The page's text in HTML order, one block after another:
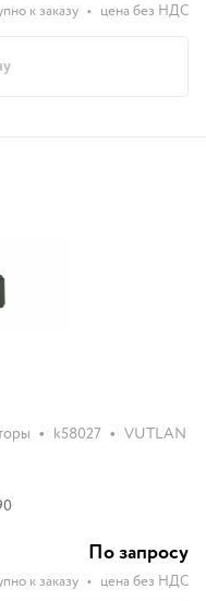
к заказу • цена без НДС
• k58027 • VUTLAN
По запросу
к заказу • цена без НДС